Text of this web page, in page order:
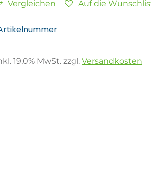
Vergleichen Auf die
19,0% MwSt. zzgl. Versandkosten